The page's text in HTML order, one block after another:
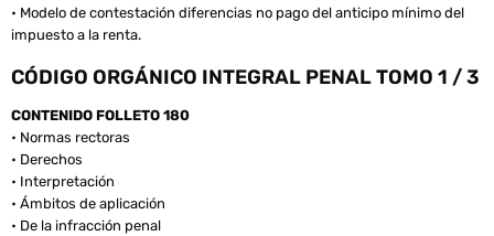
• Modelo de contestación diferencias no pago del anticipo mínimo del
impuesto a la renta.
CÓDIGO ORGÁNICO INTEGRAL PENAL TOMO 1 / 3
CONTENIDO FOLLETO 180
• Normas rectoras
• Derechos
• Interpretación
• Ámbitos de aplicación
• De la infracción penal